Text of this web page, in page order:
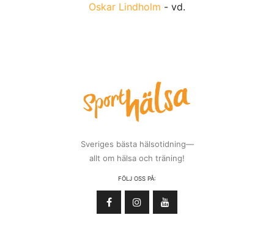
Oskar Lindholm - vd.
Sveriges bästa hälsotidning—
allt om hälsa och träning!
FÖLJ OSS PÅ: